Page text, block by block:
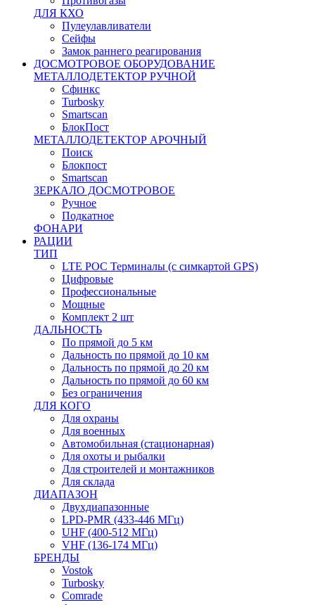
ДЛЯ КХО
Пулеулавливатели
Сейфы
Замок раннего реагирования
ДОСМОТРОВОЕ ОБОРУДОВАНИЕ
МЕТАЛЛОДЕТЕКТОР РУЧНОЙ
Сфинкс
Turbosky
Smartscan
БлокПост
МЕТАЛЛОДЕТЕКТОР АРОЧНЫЙ
Поиск
Блокпост
Smartscan
ЗЕРКАЛО ДОСМОТРОВОЕ
Ручное
Подкатное
ФОНАРИ
РАЦИИ
ТИП
LTE POC Терминалы (с симкартой GPS)
Цифровые
Профессиональные
Мощные
Комплект 2 шт
ДАЛЬНОСТЬ
По прямой до 5 км
Дальность по прямой до 10 км
Дальность по прямой до 20 км
Дальность по прямой до 60 км
Без ограничения
ДЛЯ КОГО
Для охраны
Для военных
Автомобильная (стационарная)
Для охоты и рыбалки
Для строителей и монтажников
Для склада
ДИАПАЗОН
Двухдиапазонные
LPD-PMR (433-446 МГц)
UHF (400-512 МГц)
VHF (136-174 МГц)
БРЕНДЫ
Vostok
Turbosky
Comrade